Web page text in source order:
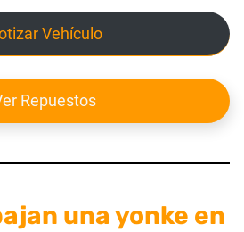
Vehículo
Repuestos
una yonke en